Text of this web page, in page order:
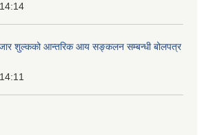
शुल्कको आन्तरिक आय सङ्कलन सम्बन्धी बोलपत्र